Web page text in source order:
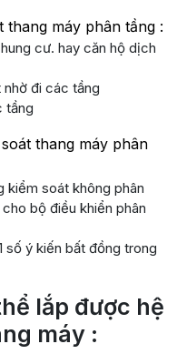
thang máy phân tầng :
cư. hay căn hộ dịch
đi các tầng
tầng
thang máy phân
kiểm soát không phân
bộ điều khiển phân
số ý kiến bất đồng trong
lắp được hệ
máy :